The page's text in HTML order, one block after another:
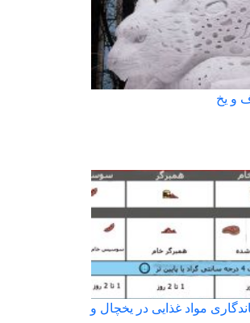
و یخ
مواد غذایی در یخچال و